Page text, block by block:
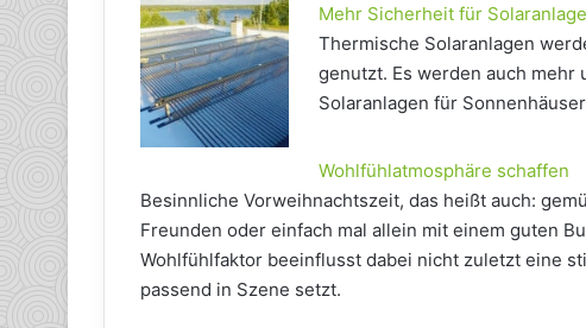
Mehr Sicherheit für
Thermische Solaranlagen
genutzt. Es werden auch
Solaranlagen für
Wohlfühlatmosphäre schaffen
Besinnliche Vorweihnachtszeit, das heißt auch:
Freunden oder einfach mal allein mit einem guten
Wohlfühlfaktor beeinflusst dabei nicht zuletzt eine
passend in Szene setzt.